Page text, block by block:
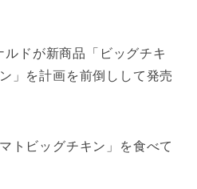
ドが新商品「ビッグチキ
」を計画を前倒しして発売
トビッグチキン」を食べて